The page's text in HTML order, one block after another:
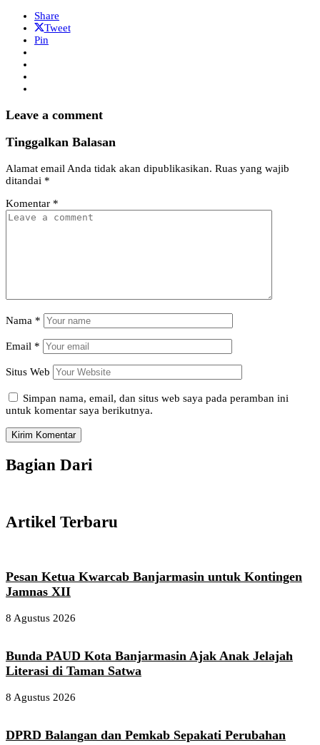
Share
Tweet
Pin
Leave a comment
Tinggalkan Balasan
Alamat email Anda tidak akan dipublikasikan. Ruas yang wajib
ditandai *
Komentar *
Nama *
Email *
Situs Web
Simpan nama, email, dan situs web saya pada peramban ini
untuk komentar saya berikutnya.
Bagian Dari
Artikel Terbaru
Pesan Ketua Kwarcab Banjarmasin untuk Kontingen
Jamnas XII
8 Agustus 2026
Bunda PAUD Kota Banjarmasin Ajak Anak Jelajah
Literasi di Taman Satwa
8 Agustus 2026
DPRD Balangan dan Pemkab Sepakati Perubahan